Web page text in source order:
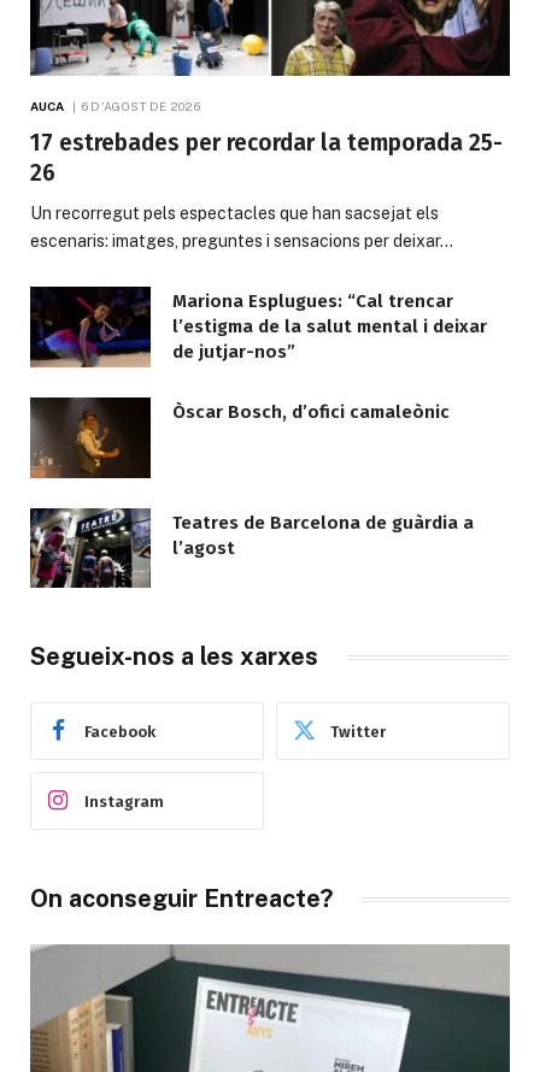
AUCA 6 D'AGOST DE 2026
17 estrebades per recordar la temporada 25-
26
Un recorregut pels espectacles que han sacsejat els
escenaris: imatges, preguntes i sensacions per deixar…
Mariona Esplugues: “Cal trencar
l’estigma de la salut mental i deixar
de jutjar-nos”
Òscar Bosch, d’ofici camaleònic
Teatres de Barcelona de guàrdia a
l’agost
Segueix-nos a les xarxes
Facebook Twitter
Instagram
On aconseguir Entreacte?